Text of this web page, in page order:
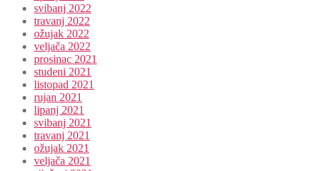
svibanj 2022
travanj 2022
ožujak 2022
veljača 2022
prosinac 2021
studeni 2021
listopad 2021
rujan 2021
lipanj 2021
svibanj 2021
travanj 2021
ožujak 2021
veljača 2021